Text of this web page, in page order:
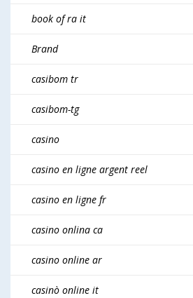
book of ra it
Brand
casibom tr
casibom-tg
casino
casino en ligne argent reel
casino en ligne fr
casino onlina ca
casino online ar
casinò online it